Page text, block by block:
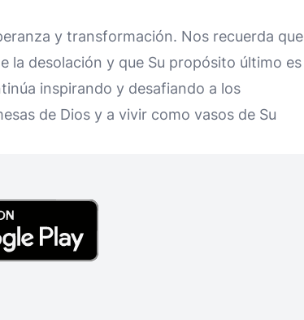
y transformación. Nos recuerda que
la desolación y que Su propósito último es
inspirando y desafiando a los
de Dios y a vivir como vasos de Su